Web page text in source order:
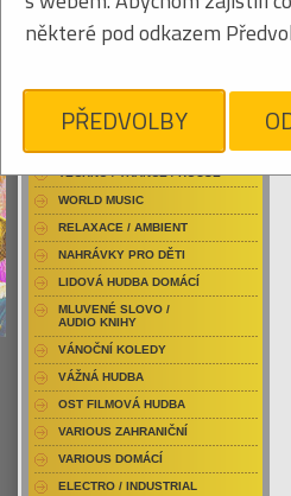
RAP / HIP HOP DOMÁCÍ
RAP / HIP HOP ZAHRANIČNÍ
DVD / HUDBA
PUNK / HARDCORE
TECHNO / TRANCE / HOUSE
WORLD MUSIC
RELAXACE / AMBIENT
NAHRÁVKY PRO DĚTI
LIDOVÁ HUDBA DOMÁCÍ
MLUVENÉ SLOVO /
AUDIO KNIHY
VÁNOČNÍ KOLEDY
VÁŽNÁ HUDBA
OST FILMOVÁ HUDBA
VARIOUS ZAHRANIČNÍ
VARIOUS DOMÁCÍ
ELECTRO / INDUSTRIAL
některé pod odkazem
PŘEDVOLBY